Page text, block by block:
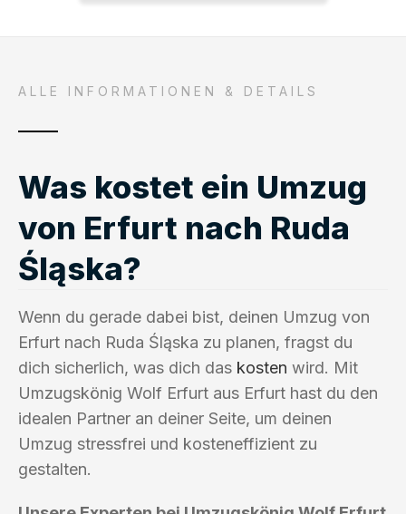
ALLE INFORMATIONEN & DETAILS
Was kostet ein Umzug
von Erfurt nach Ruda
Śląska?
Wenn du gerade dabei bist, deinen Umzug von
Erfurt nach Ruda Śląska zu planen, fragst du
dich sicherlich, was dich das kosten wird. Mit
Umzugskönig Wolf Erfurt aus Erfurt hast du den
idealen Partner an deiner Seite, um deinen
Umzug stressfrei und kosteneffizient zu
gestalten.